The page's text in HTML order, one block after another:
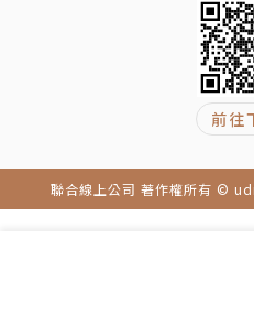
前往
聯合線上公司 著作權所有 ©